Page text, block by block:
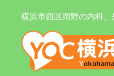
横浜市西区岡野の内科